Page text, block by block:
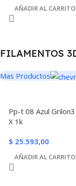
AÑADIR AL CARRITO
FILAMENTOS
Mas Productos
Pp-t 08 Azul
X 1k
$ 25.593,00
AÑADIR AL CARRITO